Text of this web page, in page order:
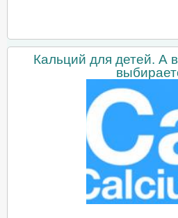
Кальций для детей. А